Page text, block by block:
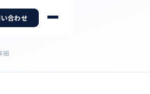
合わせ
細